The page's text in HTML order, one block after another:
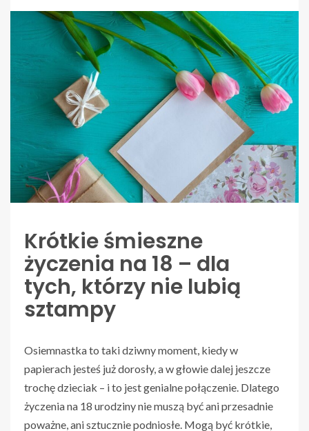
Krótkie śmieszne
życzenia na 18 – dla
tych, którzy nie lubią
sztampy
Osiemnastka to taki dziwny moment, kiedy w
papierach jesteś już dorosły, a w głowie dalej jeszcze
trochę dzieciak – i to jest genialne połączenie. Dlatego
życzenia na 18 urodziny nie muszą być ani przesadnie
poważne, ani sztucznie podniosłe. Mogą być krótkie,